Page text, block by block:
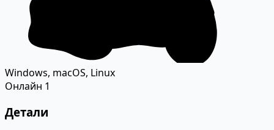
Windows, macOS, Linux
Онлайн 1
Детали